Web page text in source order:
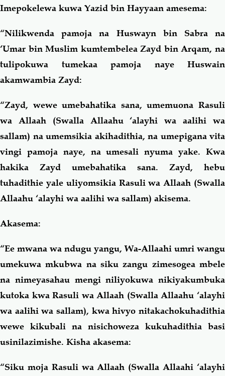
Imepokelewa kuwa Yazid bin Hayyaan amesema:
“Nilikwenda pamoja na Huswayn bin Sabra na
‘Umar bin Muslim kumtembelea Zayd bin Arqam, na
tulipokuwa tumekaa pamoja naye Huswain
akamwambia Zayd:
“Zayd, wewe umebahatika sana, umemuona Rasuli
wa Allaah (Swalla Allaahu ‘alayhi wa aalihi wa
sallam) na umemsikia akihadithia, na umepigana vita
vingi pamoja naye, na umesali nyuma yake. Kwa
hakika Zayd umebahatika sana. Zayd, hebu
tuhadithie yale uliyomsikia Rasuli wa Allaah (Swalla
Allaahu ‘alayhi wa aalihi wa sallam) akisema.
Akasema:
“Ee mwana wa ndugu yangu, Wa-Allaahi umri wangu
umekuwa mkubwa na siku zangu zimesogea mbele
na nimeyasahau mengi niliyokuwa nikiyakumbuka
kutoka kwa Rasuli wa Allaah (Swalla Allaahu ‘alayhi
wa aalihi wa sallam), kwa hivyo nitakachokuhadithia
wewe kikubali na nisichoweza kukuhadithia basi
usinilazimishe. Kisha akasema:
“Siku moja Rasuli wa Allaah (Swalla Allaahi ‘alayhi